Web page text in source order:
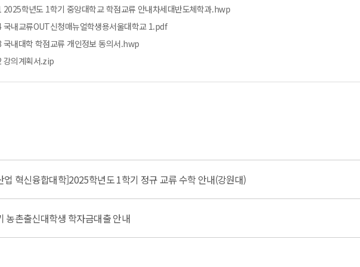
2025학년도 1학기 중앙대학교 학점교류 안내차세대반도체학과.hwp
국내교류OUT신청매뉴얼학생용서울대학교 1.pdf
국내대학 학점교류 개인정보 동의서.hwp
강의계획서.zip
업 혁신융합대학]2025학년도 1학기 정규 교류 수학 안내(강원대)
농촌출신대학생 학자금대출 안내